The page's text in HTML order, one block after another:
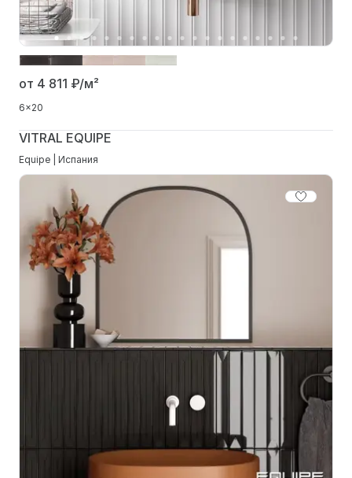
от 4 811 ₽/м²
6x20
VITRAL EQUIPE
Equipe | Испания